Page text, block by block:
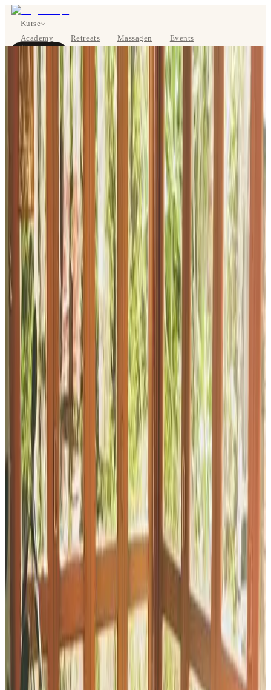
Kurse
Academy
Retreats Massagen
Events
JETZT BUCHEN
Kurse
Preise
Über uns
Studios
Journal
Gutscheine